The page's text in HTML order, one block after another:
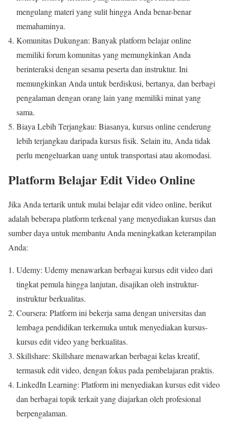
mengulang materi yang sulit hingga Anda benar-benar
memahaminya.
Komunitas Dukungan: Banyak platform belajar online
memiliki forum komunitas yang memungkinkan Anda
berinteraksi dengan sesama peserta dan instruktur. Ini
memungkinkan Anda untuk berdiskusi, bertanya, dan berbagi
pengalaman dengan orang lain yang memiliki minat yang
sama.
Biaya Lebih Terjangkau: Biasanya, kursus online cenderung
lebih terjangkau daripada kursus fisik. Selain itu, Anda tidak
perlu mengeluarkan uang untuk transportasi atau akomodasi.
Platform Belajar Edit Video Online
Jika Anda tertarik untuk mulai belajar edit video online, berikut
adalah beberapa platform terkenal yang menyediakan kursus dan
sumber daya untuk membantu Anda meningkatkan keterampilan
Anda:
Udemy: Udemy menawarkan berbagai kursus edit video dari
tingkat pemula hingga lanjutan, disajikan oleh instruktur-
instruktur berkualitas.
Coursera: Platform ini bekerja sama dengan universitas dan
lembaga pendidikan terkemuka untuk menyediakan kursus-
kursus edit video yang berkualitas.
Skillshare: Skillshare menawarkan berbagai kelas kreatif,
termasuk edit video, dengan fokus pada pembelajaran praktis.
LinkedIn Learning: Platform ini menyediakan kursus edit video
dan berbagai topik terkait yang diajarkan oleh profesional
berpengalaman.